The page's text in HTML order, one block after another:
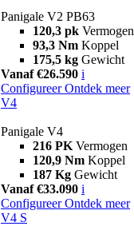
Panigale V2 PB63
120,3 pk Vermogen
93,3 Nm Koppel
175,5 kg Gewicht
Vanaf €26.590 i
Configureer Ontdek meer
V4
Panigale V4
216 PK Vermogen
120,9 Nm Koppel
187 Kg Gewicht
Vanaf €33.090 i
Configureer Ontdek meer
V4 S